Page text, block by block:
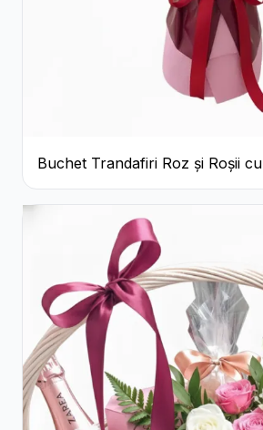
Buchet Trandafiri Roz și Roșii cu
Eucalipt și Gypsophila